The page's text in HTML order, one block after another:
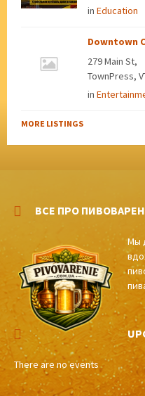
in Education
Downtown
279 Main St,
TownPress,
in
MORE LISTINGS
ВСЕ ПРО
Мы
There are no events